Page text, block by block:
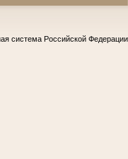
система Российской